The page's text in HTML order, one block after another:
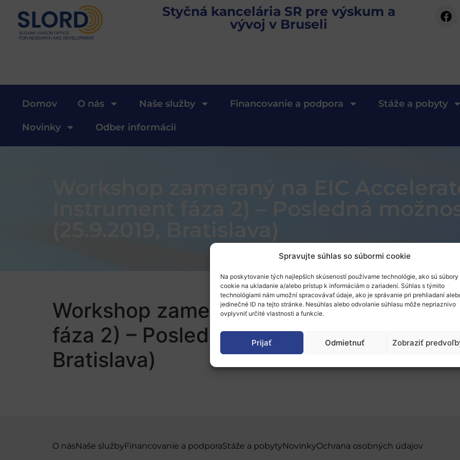
Spravujte súhlas so súbormi cookie
Na poskytovanie tých najlepších skúseností používame technológie, ako sú súbory
cookie na ukladanie a/alebo prístup k informáciám o zariadení. Súhlas s týmito
technológiami nám umožní spracovávať údaje, ako je správanie pri prehliadaní
jedinečné ID na tejto stránke. Nesúhlas alebo odvolanie súhlasu môže nepriaznivo
ovplyvniť určité vlastnosti a funkcie.
Prijať Odmietnuť Zobraziť
Styčná kancelária SR pre výskum a
vývoj v Bruseli
Domov O nás Naše služby Financovanie a podpora Stáže a pobyty
Novinky Odber informácií
Workshop zameraný na EIC
Instrument fáza 2) – Posledná
Workshop zameraný na EIC Accelerator
fáza 2) – Posledná možnosť prihlásiť sa
Bratislava)
O násNaše službyFinancovanie a podporaStáže a pobytyNovinkyOchrana osobných údajov